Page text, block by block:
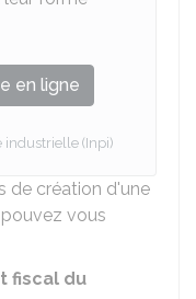
en ligne
industrielle (Inpi)
de création d'une
vous
fiscal du